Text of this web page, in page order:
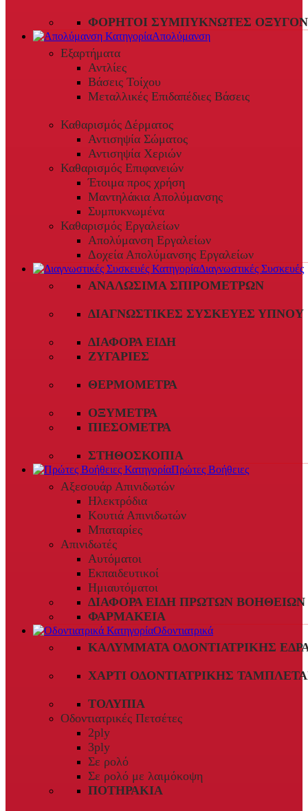
ΦΟΡΗΤΟΊ ΣΥΜΠΥΚΝΩΤΈΣ
Απολύμανση
Εξαρτήματα
Αντλίες
Βάσεις Τοίχου
Μεταλλικές Επιδαπέδιες Βάσεις
Καθαρισμός Δέρματος
Αντισηψία Σώματος
Αντισηψία Χεριών
Καθαρισμός Επιφανειών
Έτοιμα προς χρήση
Μαντηλάκια Απολύμανσης
Συμπυκνωμένα
Καθαρισμός Εργαλείων
Απολύμανση Εργαλείων
Δοχεία Απολύμανσης Εργαλείων
Διαγνωστικές Συσκευές
ΑΝΑΛΏΣΙΜΑ ΣΠΙΡΟΜΈΤΡΩΝ
ΔΙΑΓΝΩΣΤΙΚΈΣ ΣΥΣΚΕΥΈΣ ΎΠΝΟΥ
ΔΙΆΦΟΡΑ ΕΊΔΗ
ΖΥΓΑΡΙΈΣ
ΘΕΡΜΌΜΕΤΡΑ
ΟΞΎΜΕΤΡΑ
ΠΙΕΣΌΜΕΤΡΑ
ΣΤΗΘΟΣΚΌΠΙΑ
Πρώτες Βοήθειες
Αξεσουάρ Απινιδωτών
Ηλεκτρόδια
Κουτιά Απινιδωτών
Μπαταρίες
Απινιδωτές
Αυτόματοι
Εκπαιδευτικοί
Ημιαυτόματοι
ΔΙΆΦΟΡΑ ΕΊΔΗ ΠΡΏΤΩΝ ΒΟΗΘΕΙΏΝ
ΦΑΡΜΑΚΕΊΑ
Οδοντιατρικά
ΚΑΛΎΜΜΑΤΑ ΟΔΟΝΤΙΑΤΡΙΚΉΣ
ΧΑΡΤΊ ΟΔΟΝΤΙΑΤΡΙΚΉΣ
ΤΟΛΎΠΙΑ
Οδοντιατρικές Πετσέτες
2ply
3ply
Σε ρολό
Σε ρολό με λαιμόκοψη
ΠΟΤΗΡΆΚΙΑ